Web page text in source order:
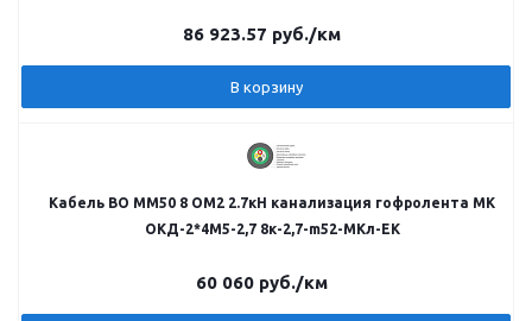
86 923.57 руб./км
В корзину
Кабель ВО MM50 8 OM2 2.7кН канализация гофролента МК
ОКД-2*4М5-2,7 8к-2,7-m52-МКл-ЕK
60 060 руб./км